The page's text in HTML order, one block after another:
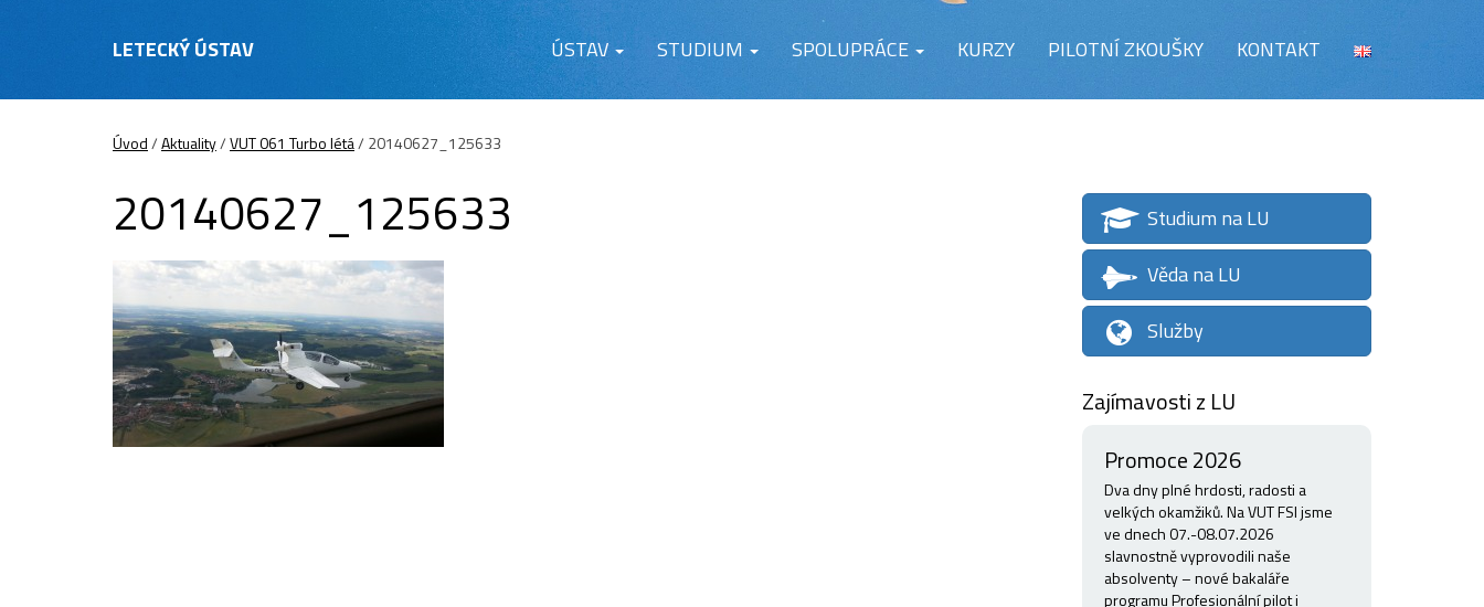
LETECKÝ ÚSTAV ÚSTAV STUDIUM SPOLUPRÁCE KURZY PILOTNÍ ZKOUŠKY KONTAKT
Úvod/Aktuality/VUT 061 Turbo létá/ 20140627_125633
20140627_125633
Studium na LU
Věda na LU
Služby
Zajímavosti z LU
Promoce 2026
Dva dny plné hrdosti, radosti a
velkých okamžiků. Na VUT FSI jsme
ve dnech 07.-08.07.2026
slavnostně vyprovodili naše
absolventy – nové bakaláře
programu Profesionální pilot i